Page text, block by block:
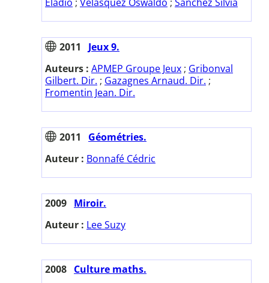
2011
Jeux 9.
Auteurs : APMEP Groupe Jeux ; Gribonval
Gilbert. Dir. ; Gazagnes Arnaud. Dir. ;
Fromentin Jean. Dir.
2011
Géométries.
Auteur : Bonnafé Cédric
2009 Miroir.
Auteur : Lee Suzy
2008 Culture maths.